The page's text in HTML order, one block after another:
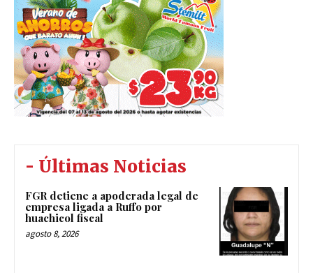
- Últimas Noticias
FGR detiene a apoderada legal de
empresa ligada a Ruffo por
huachicol fiscal
agosto 8, 2026